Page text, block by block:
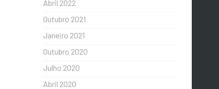
Abril 2022
Outubro 2021
Janeiro 2021
Outubro 2020
Julho 2020
Abril 2020